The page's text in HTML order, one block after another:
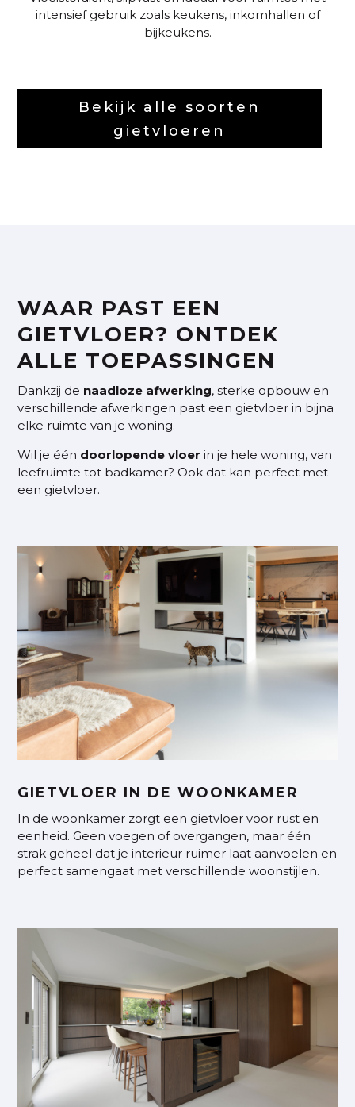
intensief gebruik zoals keukens, inkomhallen of
bijkeukens.
Bekijk alle soorten
gietvloeren
WAAR PAST EEN
GIETVLOER? ONTDEK
ALLE TOEPASSINGEN
Dankzij de naadloze afwerking, sterke opbouw en
verschillende afwerkingen past een gietvloer in bijna
elke ruimte van je woning.
Wil je één doorlopende vloer in je hele woning, van
leefruimte tot badkamer? Ook dat kan perfect met
een gietvloer.
GIETVLOER IN DE WOONKAMER
In de woonkamer zorgt een gietvloer voor rust en
eenheid. Geen voegen of overgangen, maar één
strak geheel dat je interieur ruimer laat aanvoelen en
perfect samengaat met verschillende woonstijlen.